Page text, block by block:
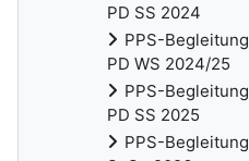
PD SS 2024
PPS-Begleitung
PD WS 2024/25
PPS-Begleitung
PD SS 2025
PPS-Begleitung